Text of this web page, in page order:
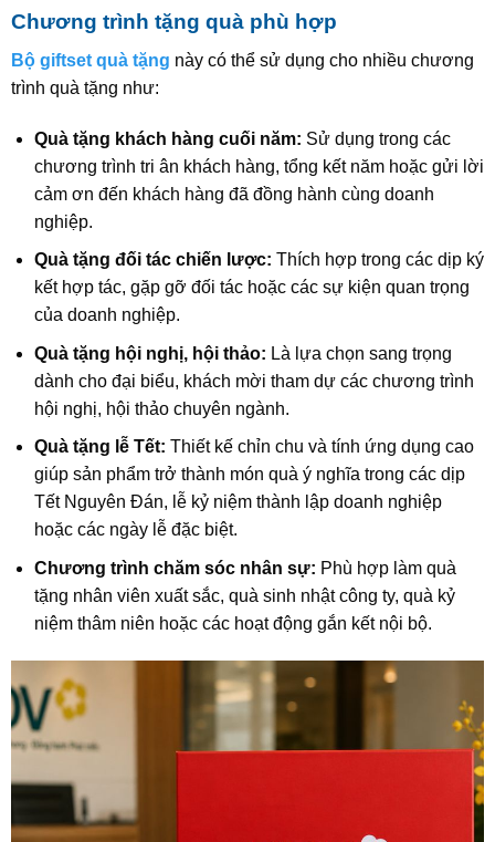
Chương trình tặng quà phù hợp
Bộ giftset quà tặng này có thể sử dụng cho nhiều chương
trình quà tặng như:
Quà tặng khách hàng cuối năm: Sử dụng trong các
chương trình tri ân khách hàng, tổng kết năm hoặc gửi lời
cảm ơn đến khách hàng đã đồng hành cùng doanh
nghiệp.
Quà tặng đối tác chiến lược: Thích hợp trong các dịp ký
kết hợp tác, gặp gỡ đối tác hoặc các sự kiện quan trọng
của doanh nghiệp.
Quà tặng hội nghị, hội thảo: Là lựa chọn sang trọng
dành cho đại biểu, khách mời tham dự các chương trình
hội nghị, hội thảo chuyên ngành.
Quà tặng lễ Tết: Thiết kế chỉn chu và tính ứng dụng cao
giúp sản phẩm trở thành món quà ý nghĩa trong các dịp
Tết Nguyên Đán, lễ kỷ niệm thành lập doanh nghiệp
hoặc các ngày lễ đặc biệt.
Chương trình chăm sóc nhân sự: Phù hợp làm quà
tặng nhân viên xuất sắc, quà sinh nhật công ty, quà kỷ
niệm thâm niên hoặc các hoạt động gắn kết nội bộ.